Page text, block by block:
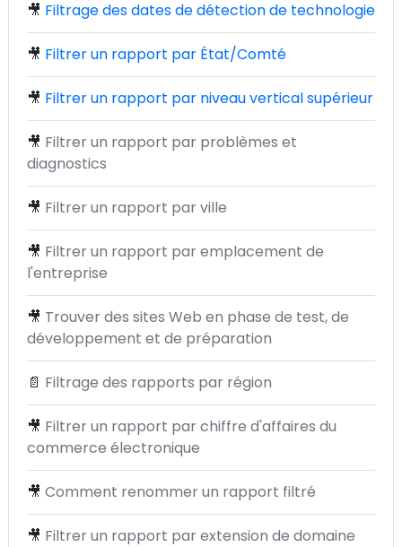
🎥 Filtrage des dates de détection de technologie
🎥 Filtrer un rapport par État/Comté
🎥 Filtrer un rapport par niveau vertical supérieur
🎥 Filtrer un rapport par problèmes et
diagnostics
🎥 Filtrer un rapport par ville
🎥 Filtrer un rapport par emplacement de
l'entreprise
🎥 Trouver des sites Web en phase de test, de
développement et de préparation
📄 Filtrage des rapports par région
🎥 Filtrer un rapport par chiffre d'affaires du
commerce électronique
🎥 Comment renommer un rapport filtré
🎥 Filtrer un rapport par extension de domaine